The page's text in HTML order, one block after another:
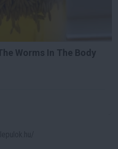
Worms In The Body